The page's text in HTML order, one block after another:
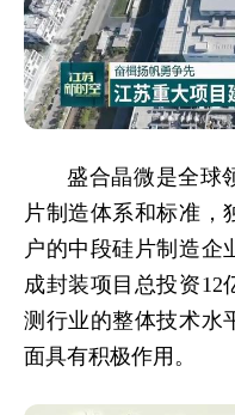
盛合晶微是全球
片制造体系和标准，
户的中段硅片制造企
成封装项目总投资12
测行业的整体技术水
面具有积极作用。